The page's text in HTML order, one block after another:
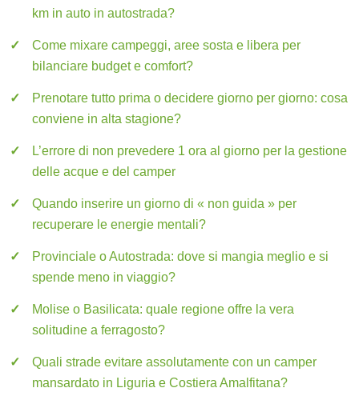
km in auto in autostrada?
Come mixare campeggi, aree sosta e libera per
bilanciare budget e comfort?
Prenotare tutto prima o decidere giorno per giorno: cosa
conviene in alta stagione?
L’errore di non prevedere 1 ora al giorno per la gestione
delle acque e del camper
Quando inserire un giorno di « non guida » per
recuperare le energie mentali?
Provinciale o Autostrada: dove si mangia meglio e si
spende meno in viaggio?
Molise o Basilicata: quale regione offre la vera
solitudine a ferragosto?
Quali strade evitare assolutamente con un camper
mansardato in Liguria e Costiera Amalfitana?